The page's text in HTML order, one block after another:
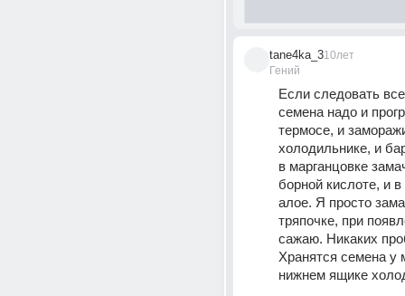
tane4ka_3
Гений
10лет
Если следовать
семена надо и
термосе, и
холодильнике, и
в марганцовке
борной кислоте, и
алое. Я просто
тряпочке, при
сажаю. Никаких
Хранятся семена у
нижнем ящике